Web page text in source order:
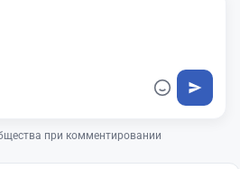
при комментировании